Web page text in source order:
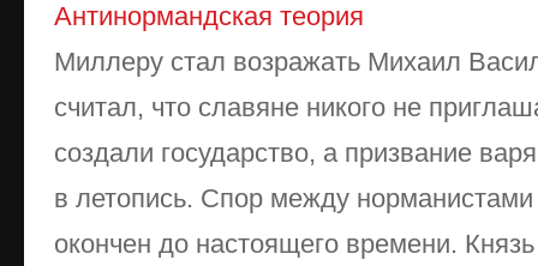
Антинормандская теория
Миллеру стал возражать Михаил
считал, что славяне никого не
создали государство, а призвание
в летопись. Спор между
окончен до настоящего времени.